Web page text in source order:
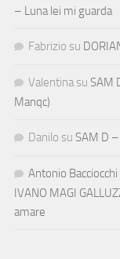
– Luna lei mi guarda
Fabrizio su
Valentina su SAM
Manqc)
Danilo su SAM D
Antonio Bacciocchi
IVANO MAGI
amare